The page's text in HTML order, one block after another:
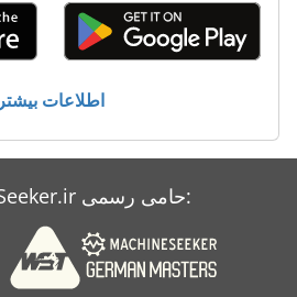
اطلاعات بیشتر
Machine-Seeker.ir حامی رسمی: